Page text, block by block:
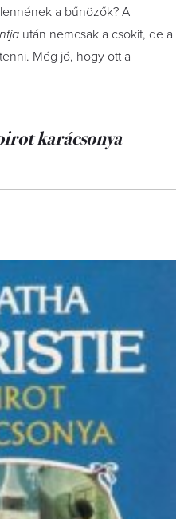
a bűnözők? A
után nemcsak a csokit, de a
Még jó, hogy ott a
karácsonya